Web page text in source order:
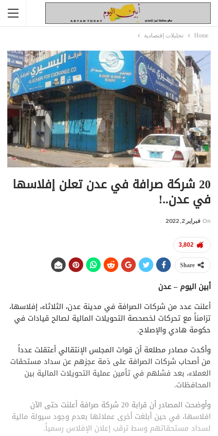
Home تحليلات إقتصادية
20 شركة صرافة في عدن تعلن إفلاسها
في عدن..!
On فبراير 2, 2022
3,802
Share
أبين اليوم – عدن
أعلنت عدد من شركات الصرافة في مدينة عدن، الثلاثاء، إفلاسها،
تزامناً مع تحركات لخصحصة التحويلات المالية لصالح قيادات في
حكومة هادي والإصلاح.
وأكدت مصادر مطلعة أن قوات المجلس الإنتقالي أعتقلت عدداً
من أصحاب شركات الصرافة على ذمة عجزهم عن سداد مستحقات
العملاء، بعد فشلهم في تأمين عملية التحويلات المالية بين
المحافظات.
وأوضحت المصادر أن قرابة 20 شركة صرافة أعلنت حتى الآن
افلاسها، في حين أبلغت أخرى عملائها بعدم وجود سيولة مالية
لسداد مستحقاتهم وسط ترقب إعلان الإفلاس رسمياً.